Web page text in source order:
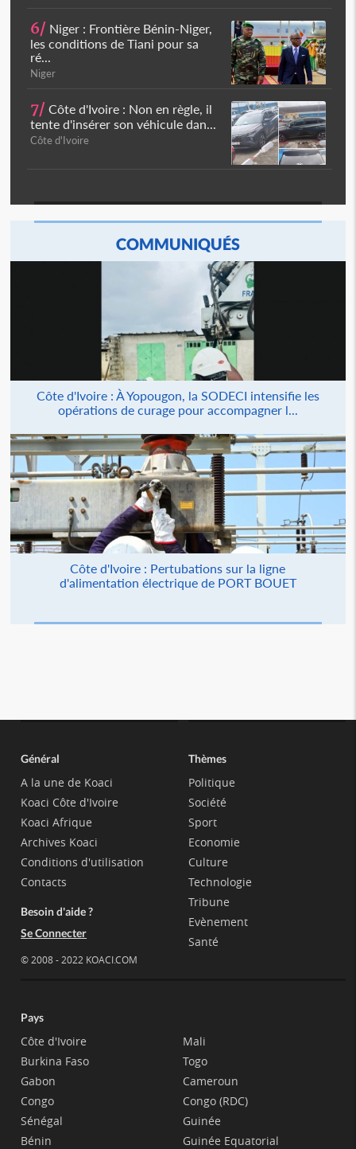
6/ Niger : Frontière Bénin-Niger,
les conditions de Tiani pour sa
ré...
Niger
7/ Côte d'Ivoire : Non en règle, il
tente d'insérer son véhicule dan...
Côte d'Ivoire
COMMUNIQUÉS
Côte d'Ivoire : À Yopougon, la SODECI intensifie les
opérations de curage pour accompagner l...
Côte d'Ivoire : Pertubations sur la ligne
d'alimentation électrique de PORT BOUET
Général
A la une de Koaci
Koaci Côte d'Ivoire
Koaci Afrique
Archives Koaci
Conditions d'utilisation
Contacts
Besoin d'aide ?
Se Connecter
© 2008 - 2022 KOACI.COM
Thèmes
Politique
Société
Sport
Economie
Culture
Technologie
Tribune
Evènement
Santé
Pays
Côte d'Ivoire
Burkina Faso
Gabon
Congo
Sénégal
Bénin
Mali
Togo
Cameroun
Congo (RDC)
Guinée
Guinée Equatorial